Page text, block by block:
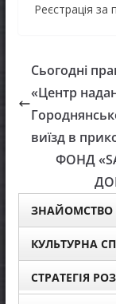
Реєстрація за
Сьогодні
«Центр
виїзд в
ФОНД
КУЛЬТУРНА
СТРАТЕГІЯ